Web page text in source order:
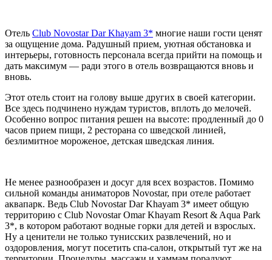
Отель Club Novostar Dar Khayam 3* многие наши гости ценят
за ощущение дома. Радушный прием, уютная обстановка и
интерьеры, готовность персонала всегда прийти на помощь и
дать максимум — ради этого в отель возвращаются вновь и
вновь.
Этот отель стоит на голову выше других в своей категории.
Все здесь подчинено нуждам туристов, вплоть до мелочей.
Особенно вопрос питания решен на высоте: продленный до 0
часов прием пищи, 2 ресторана со шведской линией,
безлимитное мороженое, детская шведская линия.
Не менее разнообразен и досуг для всех возрастов. Помимо
сильной команды аниматоров Novostar, при отеле работает
аквапарк. Ведь Club Novostar Dar Khayam 3* имеет общую
территорию с Club Novostar Omar Khayam Resort & Aqua Park
3*, в котором работают водные горки для детей и взрослых.
Ну а ценители не только тунисских развлечений, но и
оздоровления, могут посетить спа-салон, открытый тут же на